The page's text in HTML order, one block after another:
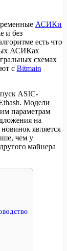
АСИКи
и без
есть что
АСИКах
схемах
с Bitmain
ASIC-
Модели
параметрам
на
является
чем у
майнера